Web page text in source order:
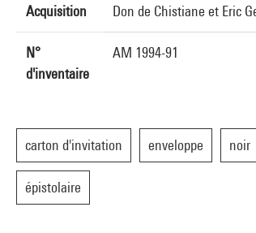
Acquisition Don de Chistiane et Eric
N°
d'inventaire
AM 1994-91
carton d'invitation enveloppe noir
épistolaire